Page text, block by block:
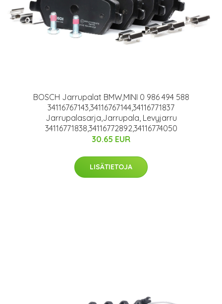
BOSCH Jarrupalat BMW,MINI 0 986 494 588
34116767143,34116767144,34116771837
Jarrupalasarja,Jarrupala, Levyjarru
34116771838,34116772892,34116774050
30.65 EUR
LISÄTIETOJA